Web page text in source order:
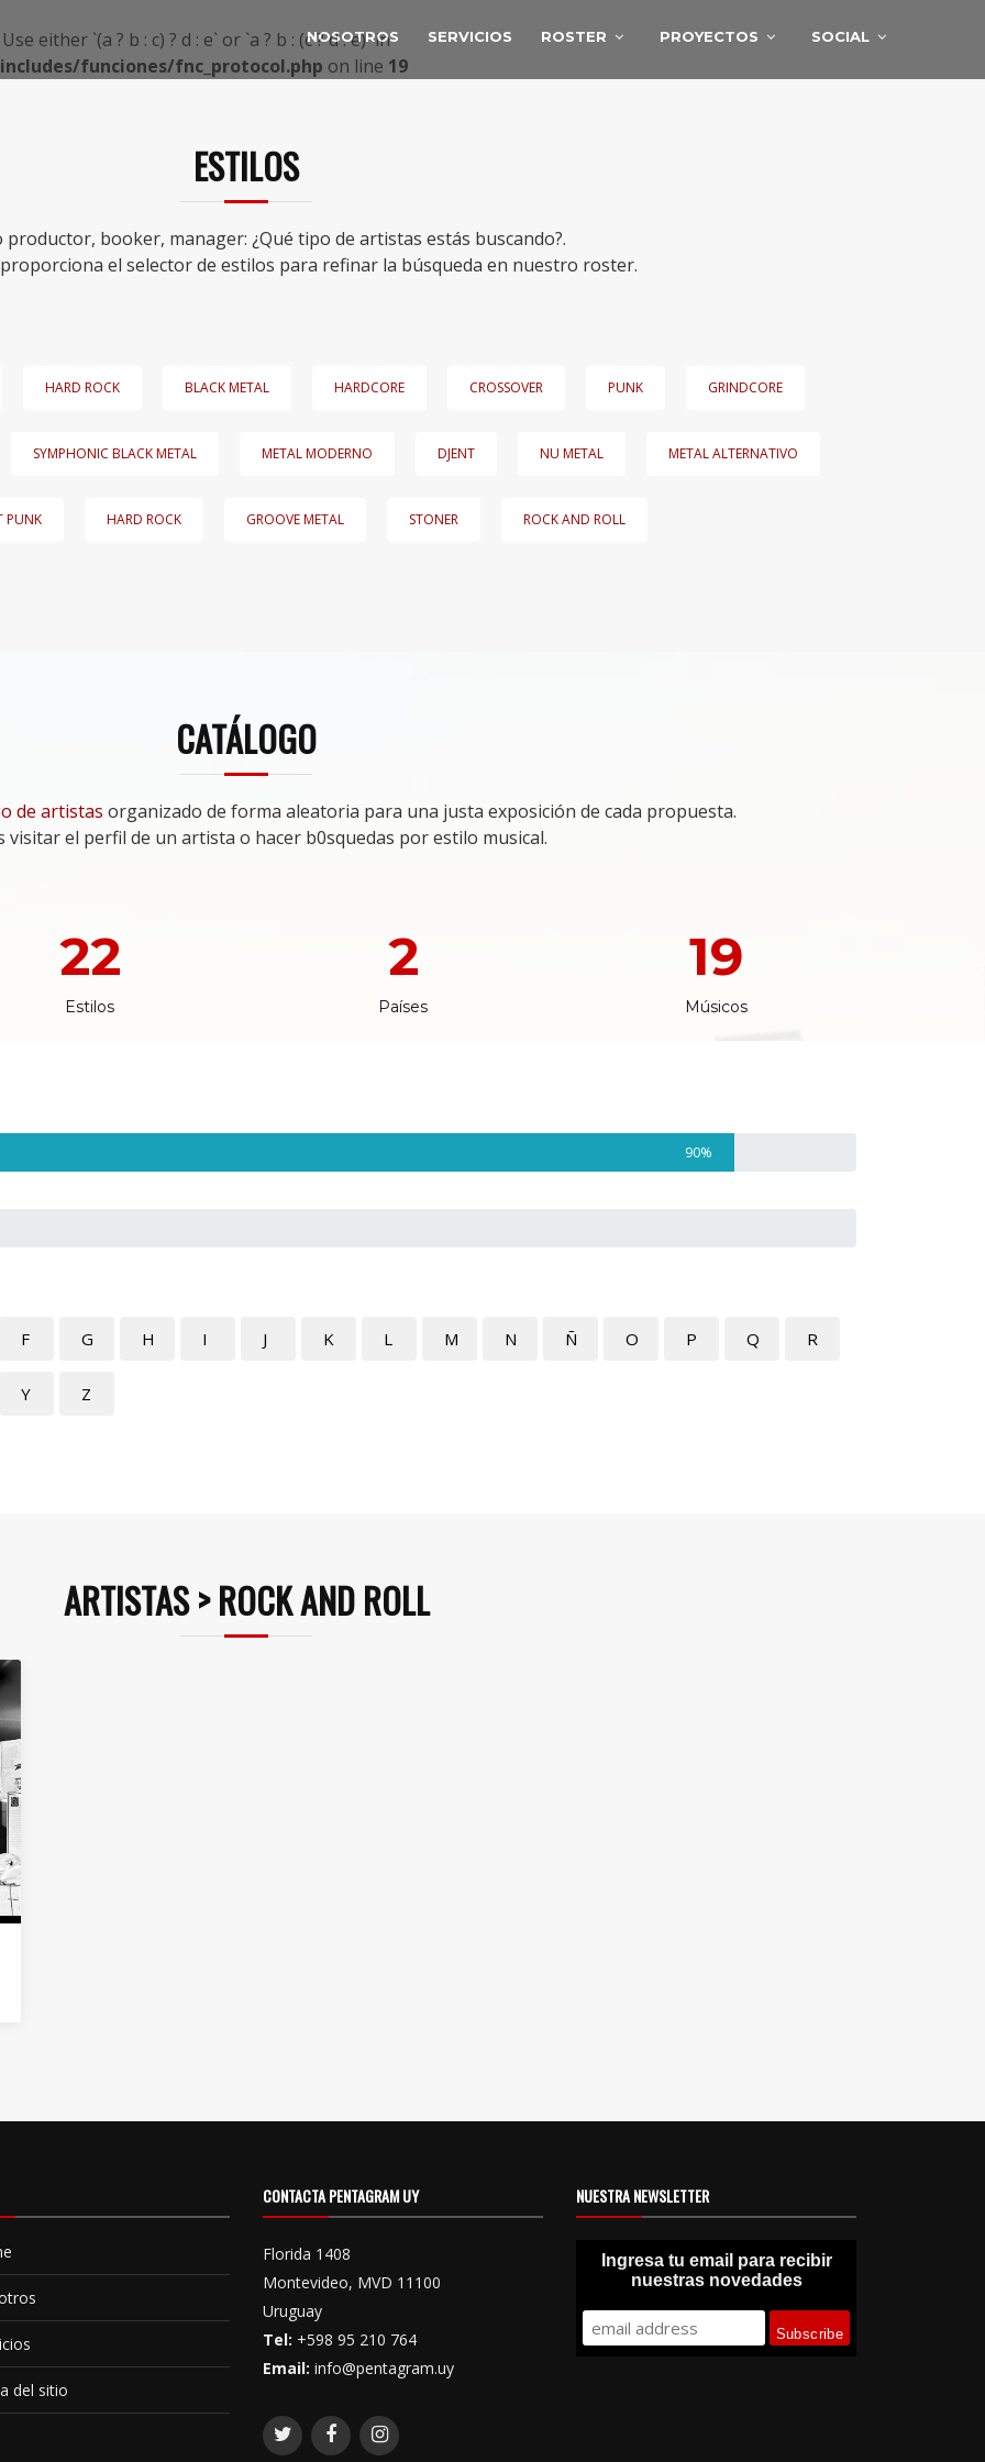
either `(a ? b : c) ? d : e` or `a ? b : (c ? d : e)` in
funciones/fnc_protocol.php on line 19
NOSOTROS SERVICIOS ROSTER PROYECTOS SOCIAL
ESTILOS
productor, booker, manager: ¿Qué tipo de artistas estás buscando?.
el selector de estilos para refinar la búsqueda en nuestro roster.
HARD ROCK BLACK METAL HARDCORE CROSSOVER PUNK GRINDCORE
SYMPHONIC BLACK METAL METAL MODERNO DJENT NU METAL METAL ALTERNATIVO
PUNK HARD ROCK GROOVE METAL STONER ROCK AND ROLL
CATÁLOGO
de artistas organizado de forma aleatoria para una justa exposición de cada propuesta.
visitar el perfil de un artista o hacer b0squedas por estilo musical.
22
Estilos
2
Países
19
Músicos
90%
F G H I J K L M N Ñ O P Q R
Y Z
ARTISTAS > ROCK AND ROLL
del sitio
CONTACTA PENTAGRAM UY
Florida 1408
Montevideo, MVD 11100
Uruguay
Tel: +598 95 210 764
Email: info@pentagram.uy
NUESTRA NEWSLETTER
Ingresa tu email para recibir
nuestras novedades